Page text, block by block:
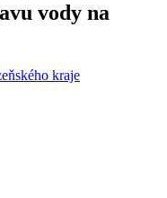
vody na
kraje